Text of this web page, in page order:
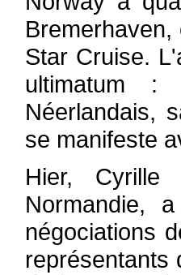
Star Cruise.
ultimatum
Néerlandais,
se manifeste
Hier,
Normandie,
négociations
représentants